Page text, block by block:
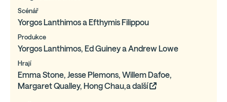
Scénář
Yorgos Lanthimos a Efthymis Filippou
Produkce
Yorgos Lanthimos, Ed Guiney a Andrew Lowe
Hrají
Emma Stone, Jesse Plemons, Willem Dafoe,
Margaret Qualley, Hong Chau,a další